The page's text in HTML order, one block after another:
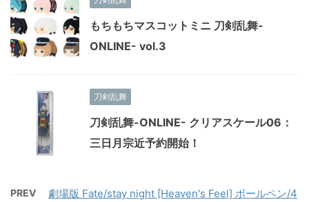
もちもちマスコットミニ 刀剣乱舞-
ONLINE- vol.3
刀剣乱舞
刀剣乱舞-ONLINE- クリアスケール06：
三日月宗近予約開始！
PREV
劇場版 Fate/stay night [Heaven's Feel] ボールペン/4